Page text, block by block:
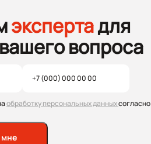
экспертадля
вопроса
обработку персональных данныхсогласно
мне